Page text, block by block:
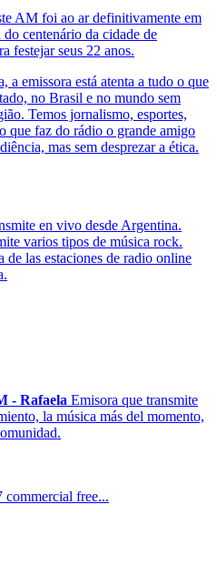
AM foi ao ar definitivamente em
centenário da cidade de
festejar seus 22 anos.
a emissora está atenta a tudo o que
no Brasil e no mundo sem
Temos jornalismo, esportes,
que faz do rádio o grande amigo
mas sem desprezar a ética.
en vivo desde Argentina.
varios tipos de música rock.
de las estaciones de radio online
- Rafaela Emisora que transmite
la música más del momento,
free...